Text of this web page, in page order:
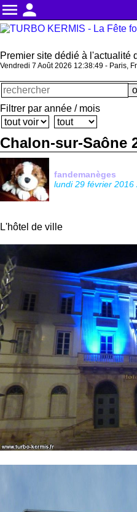
menu person
Premier site dédié à l'actualité
Vendredi 7 Août 2026 12:38:51 - Paris,
Filtrer par année / mois
Chalon-sur-Saône
fandemanèges
lundi 29 février 2016
L'hôtel de ville